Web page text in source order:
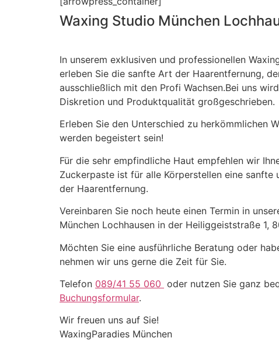
Waxing Studio München
In unserem exklusiven und professionellen
erleben Sie die sanfte Art der Haarentfernung,
ausschließlich mit den Profi Wachsen.Bei uns
Diskretion und Produktqualität großgeschrieben.
Erleben Sie den Unterschied zu herkömmlichen
werden begeistert sein!
Für die sehr empfindliche Haut empfehlen wir
Zuckerpaste ist für alle Körperstellen eine
der Haarentfernung.
Vereinbaren Sie noch heute einen Termin in
München Lochhausen in der Heiliggeiststraße 1,
Möchten Sie eine ausführliche Beratung oder
nehmen wir uns gerne die Zeit für Sie.
Telefon 089/41 55 060 oder nutzen Sie ganz
Buchungsformular.
Wir freuen uns auf Sie!
WaxingParadies München